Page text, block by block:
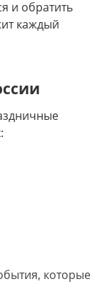
и обратить
каждый
которые